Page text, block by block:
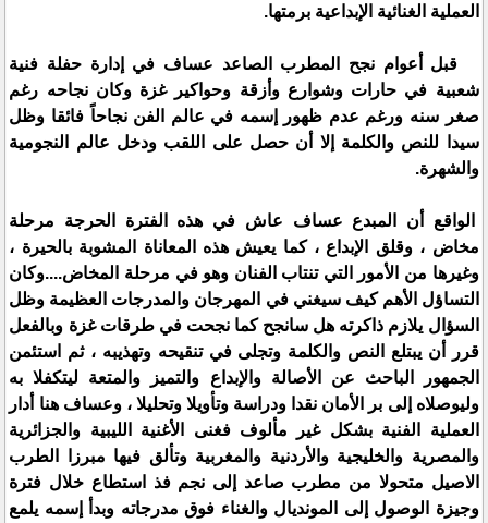
العملية الغنائية الإبداعية برمتها.
قبل أعوام نجح المطرب الصاعد عساف في إدارة حفلة فنية
شعبية في حارات وشوارع وأزقة وحواكير غزة وكان نجاحه رغم
صغر سنه ورغم عدم ظهور إسمه في عالم الفن نجاحاً فائقا وظل
سيدا للنص والكلمة إلا أن حصل على اللقب ودخل عالم النجومية
والشهرة.
الواقع أن المبدع عساف عاش في هذه الفترة الحرجة مرحلة
مخاض ، وقلق الإبداع ، كما يعيش هذه المعاناة المشوبة بالحيرة ،
وغيرها من الأمور التي تنتاب الفنان وهو في مرحلة المخاض....وكان
التساؤل الأهم كيف سيغني في المهرجان والمدرجات العظيمة وظل
السؤال يلازم ذاكرته هل سانجح كما نجحت في طرقات غزة وبالفعل
قرر أن يبتلع النص والكلمة وتجلى في تنقيحه وتهذيبه ، ثم استئمن
الجمهور الباحث عن الأصالة والإبداع والتميز والمتعة ليتكفلا به
وليوصلاه إلى بر الأمان نقدا ودراسة وتأويلا وتحليلا ، وعساف هنا أدار
العملية الفنية بشكل غير مألوف فغنى الأغنية الليبية والجزائرية
والمصرية والخليجية والأردنية والمغربية وتألق فيها مبرزا الطرب
الاصيل متحولا من مطرب صاعد إلى نجم فذ استطاع خلال فترة
وجيزة الوصول إلى المونديال والغناء فوق مدرجاته وبدأ إسمه يلمع